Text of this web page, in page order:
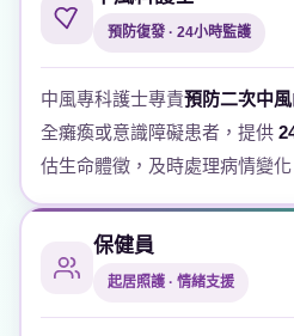
預防復發 · 24小時監護
中風專科護士專責預防二次中風
全癱瘓或意識障礙患者，提供
估生命體徵，及時處理病情變
保健員
起居照護 · 情緒支援